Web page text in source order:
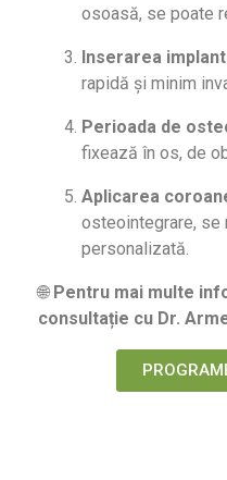
osoasă, se poate
Inserarea
rapidă și minim
Perioada de
fixează în os, de
Aplicarea
osteointegrare, se
personalizată.
🌐 Pentru mai multe
consultație cu Dr.